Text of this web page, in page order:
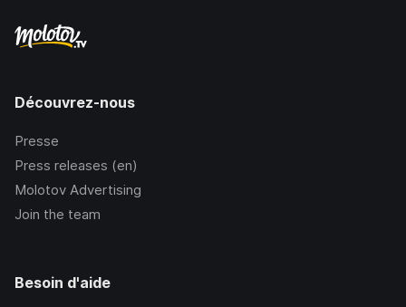
Découvrez-nous
Presse
Press releases (en)
Molotov Advertising
Join the team
Besoin d'aide